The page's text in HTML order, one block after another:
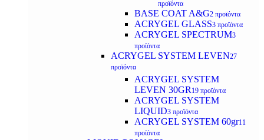
προϊόντα
BASE COAT A&G2 προϊόντα
ACRYGEL GLASS3 προϊόντα
ACRYGEL SPECTRUM3
προϊόντα
ACRYGEL SYSTEM LEVEN27
προϊόντα
ACRYGEL SYSTEM
LEVEN 30GR 19 προϊόντα
ACRYGEL SYSTEM
LIQUID3 προϊόντα
ACRYGEL SYSTEM 60gr11
προϊόντα